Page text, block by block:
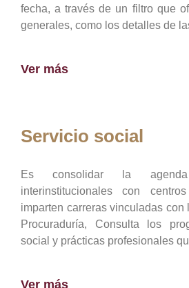
fecha, a través de un filtro que
generales, como los detalles de
Ver más
Servicio social
Es consolidar la
interinstitucionales con
imparten carreras vinculadas con
Procuraduría, Consulta los
social y prácticas profesionales
Ver más